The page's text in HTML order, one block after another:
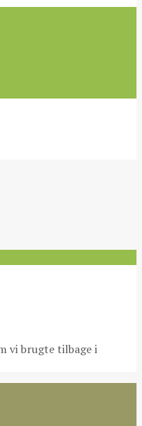
vi brugte tilbage i